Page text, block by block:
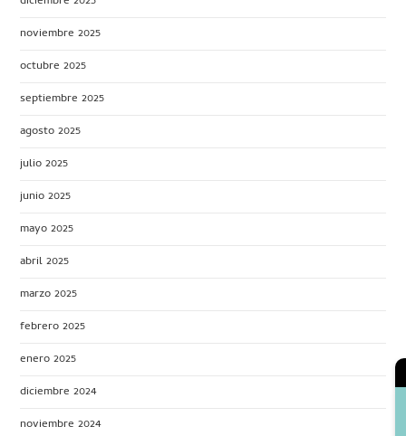
noviembre 2025
octubre 2025
septiembre 2025
agosto 2025
julio 2025
junio 2025
mayo 2025
abril 2025
marzo 2025
febrero 2025
enero 2025
diciembre 2024
noviembre 2024